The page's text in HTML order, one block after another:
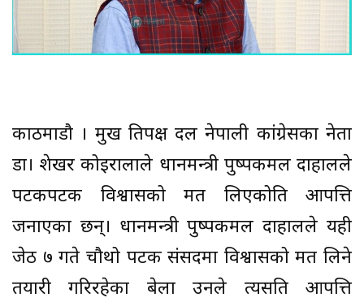
काठमाडौ । प्रमुख प्रतिपक्ष दल नेपाली कांग्रेसका नेता
डा। शेखर कोइरालाले प्रधानमन्त्री पुष्पकमल दाहालले
पटकपटक विश्वासको मत लिएकोप्रति आपत्ति
जनाएका छन्। प्रधानमन्त्री पुष्पकमल दाहालले यही
जेठ ७ गते चौथो पटक संसदमा विश्वासको मत लिने
तयारी गरिरहेका बेला उनले त्यसप्रति आपत्ति